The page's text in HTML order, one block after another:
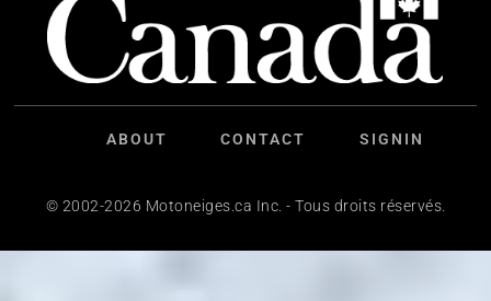
ABOUT CONTACT SIGNIN
© 2002-2026 Motoneiges.ca Inc. - Tous droits réservés.